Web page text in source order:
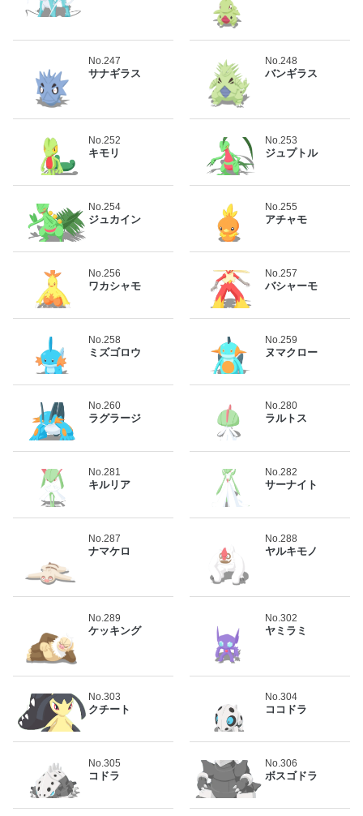
No.247
サナギラス
No.248
バンギラス
No.252
キモリ
No.253
ジュプトル
No.254
ジュカイン
No.255
アチャモ
No.256
ワカシャモ
No.257
バシャーモ
No.258
ミズゴロウ
No.259
ヌマクロー
No.260
ラグラージ
No.280
ラルトス
No.281
キルリア
No.282
サーナイト
No.287
ナマケロ
No.288
ヤルキモノ
No.289
ケッキング
No.302
ヤミラミ
No.303
クチート
No.304
ココドラ
No.305
コドラ
No.306
ボスゴドラ